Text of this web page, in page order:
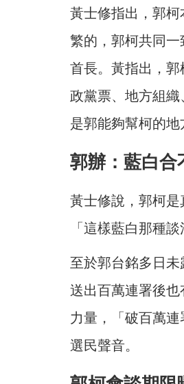
黃士修指出，郭
繁的，郭柯共同
首長。黃指出，
政黨票、地方組
是郭能夠幫柯的地
郭辦：藍白合
黃士修說，郭柯是
「這樣藍白那種
至於郭台銘多日未
送出百萬連署後
力量，「破百萬
選民聲音。